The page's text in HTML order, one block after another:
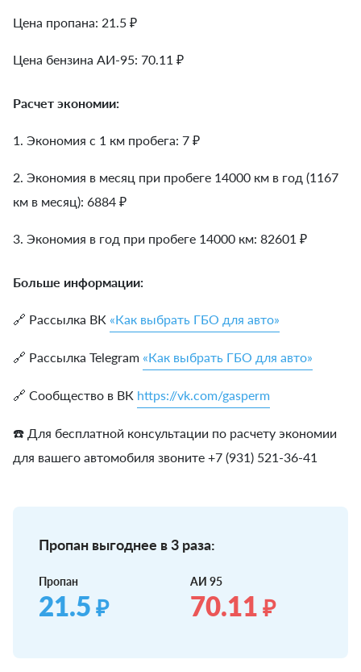
Цена пропана: 21.5 ₽
Цена бензина АИ-95: 70.11 ₽
Расчет экономии:
1. Экономия с 1 км пробега: 7 ₽
2. Экономия в месяц при пробеге 14000 км в год (1167
км в месяц): 6884 ₽
3. Экономия в год при пробеге 14000 км: 82601 ₽
Больше информации:
🔗 Рассылка ВК «Как выбрать ГБО для авто»
🔗 Рассылка Telegram «Как выбрать ГБО для авто»
🔗 Сообщество в ВК https://vk.com/gasperm
☎️ Для бесплатной консультации по расчету экономии
для вашего автомобиля звоните +7 (931) 521-36-41
Пропан выгоднее в 3 раза:
Пропан
21.5 ₽
АИ 95
70.11 ₽